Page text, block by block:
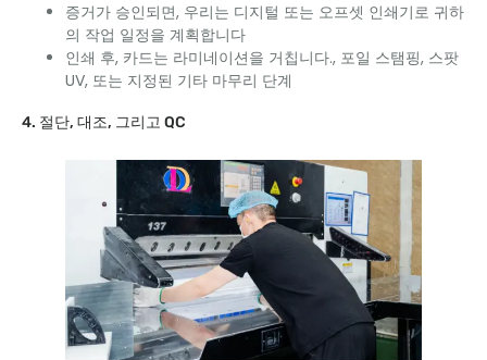
증거가 승인되면, 우리는 디지털 또는 오프셋 인쇄기로 귀하
의 작업 일정을 계획합니다
인쇄 후, 카드는 라미네이션을 거칩니다., 포일 스탬핑, 스팟
UV, 또는 지정된 기타 마무리 단계​
4. 절단, 대조, 그리고 QC